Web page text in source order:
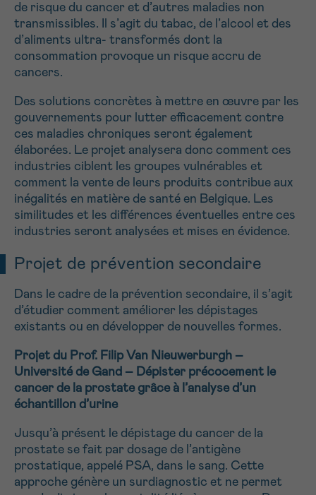
de risque du cancer et d’autres maladies non
transmissibles. Il s’agit du tabac, de l’alcool et des
d’aliments ultra- transformés dont la
consommation provoque un risque accru de
cancers.
Des solutions concrètes à mettre en œuvre par les
gouvernements pour lutter efficacement contre
ces maladies chroniques seront également
élaborées. Le projet analysera donc comment ces
industries ciblent les groupes vulnérables et
comment la vente de leurs produits contribue aux
inégalités en matière de santé en Belgique. Les
similitudes et les différences éventuelles entre ces
industries seront analysées et mises en évidence.
Projet de prévention secondaire
Dans le cadre de la prévention secondaire, il s’agit
d’étudier comment améliorer les dépistages
existants ou en développer de nouvelles formes.
Projet du Prof. Filip Van Nieuwerburgh –
Université de Gand – Dépister précocement le
cancer de la prostate grâce à l’analyse d’un
échantillon d’urine
Jusqu’à présent le dépistage du cancer de la
prostate se fait par dosage de l’antigène
prostatique, appelé PSA, dans le sang. Cette
approche génère un surdiagnostic et ne permet